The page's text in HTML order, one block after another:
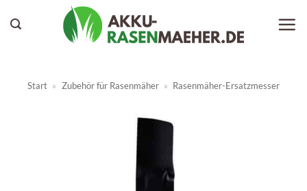
Inhalt
Start » Zubehör für Rasenmäher » Rasenmäher-Ersatzmesser